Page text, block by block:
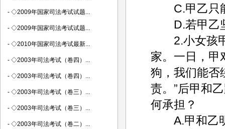
C.甲乙只能
D.若甲乙坚
2.小女孩甲
家。一日，甲
狗，我们能否
责。”后甲和
何承担？
A.甲和乙明
- ◇2009年国家司法考试试题...
- ◇2009年国家司法考试试题...
- ◇2010年国家司法考试最新...
- ◇2003年司法考试（卷四）...
- ◇2003年司法考试（卷四）...
- ◇2003年司法考试（卷三）...
- ◇2003年司法考试（卷三）...
- ◇2003年司法考试（卷二）...